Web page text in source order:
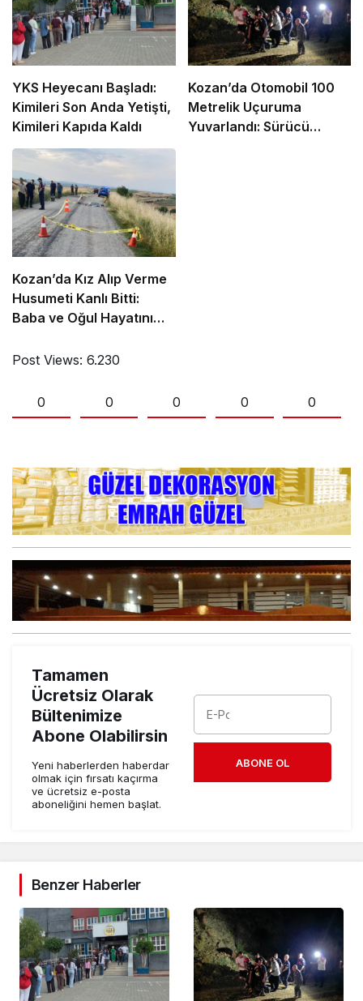
YKS Heyecanı Başladı:
Kimileri Son Anda Yetişti,
Kimileri Kapıda Kaldı
Kozan’da Otomobil 100
Metrelik Uçuruma
Yuvarlandı: Sürücü
Kozan’da Kız Alıp Verme
Husumeti Kanlı Bitti:
Baba ve Oğul Hayatını
Post Views: 6.230
0 0 0 0 0
Tamamen
Ücretsiz Olarak
Bültenimize
Abone Olabilirsin
Yeni haberlerden haberdar
olmak için fırsatı kaçırma
ve ücretsiz e-posta
aboneliğini hemen başlat.
ABONE OL
Benzer Haberler